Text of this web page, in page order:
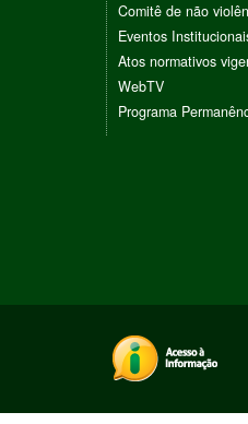
Comitê de não
Eventos
Atos normativos
WebTV
Programa